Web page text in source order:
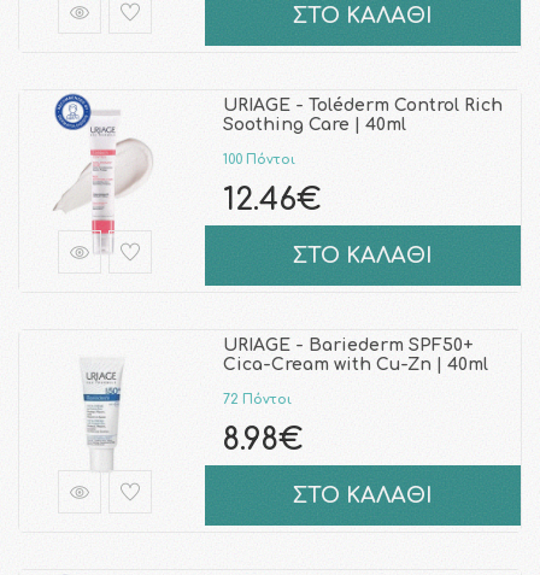
ΣΤΟ ΚΑΛΑΘΙ
URIAGE - Toléderm Control Rich
Soothing Care | 40ml
100 Πόντοι
12.46€
ΣΤΟ ΚΑΛΑΘΙ
URIAGE - Bariederm SPF50+
Cica-Cream with Cu-Zn | 40ml
72 Πόντοι
8.98€
ΣΤΟ ΚΑΛΑΘΙ